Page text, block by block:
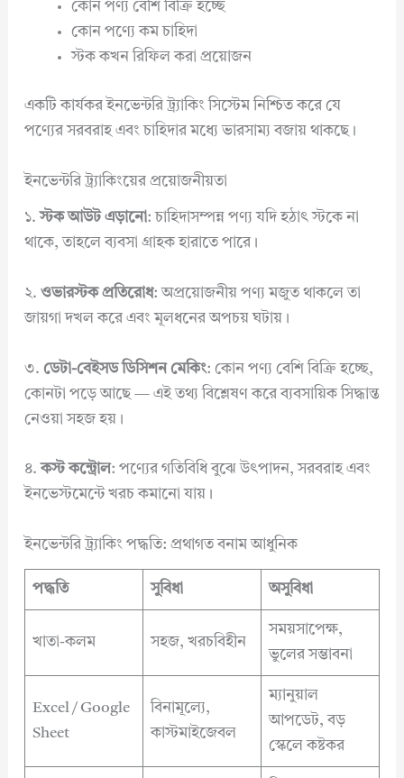
কোন পণ্য বেশি বিক্রি হচ্ছে
কোন পণ্যে কম চাহিদা
স্টক কখন রিফিল করা প্রয়োজন
একটি কার্যকর ইনভেন্টরি ট্র্যাকিং সিস্টেম নিশ্চিত করে যে
পণ্যের সরবরাহ এবং চাহিদার মধ্যে ভারসাম্য বজায় থাকছে।
ইনভেন্টরি ট্র্যাকিংয়ের প্রয়োজনীয়তা
১.স্টক আউট এড়ানো: চাহিদাসম্পন্ন পণ্য যদি হঠাৎ স্টকে না
থাকে, তাহলে ব্যবসা গ্রাহক হারাতে পারে।
২. ওভারস্টক প্রতিরোধ: অপ্রয়োজনীয় পণ্য মজুত থাকলে তা
জায়গা দখল করে এবং মূলধনের অপচয় ঘটায়।
৩. ডেটা-বেইসড ডিসিশন মেকিং: কোন পণ্য বেশি বিক্রি হচ্ছে,
কোনটা পড়ে আছে — এই তথ্য বিশ্লেষণ করে ব্যবসায়িক সিদ্ধান্ত
নেওয়া সহজ হয়।
৪.কস্ট কন্ট্রোল: পণ্যের গতিবিধি বুঝে উৎপাদন, সরবরাহ এবং
ইনভেস্টমেন্টে খরচ কমানো যায়।
ইনভেন্টরি ট্র্যাকিং পদ্ধতি: প্রথাগত বনাম আধুনিক
পদ্ধতি সুবিধা অসুবিধা
খাতা-কলম সহজ, খরচবিহীন
সময়সাপেক্ষ,
ভুলের সম্ভাবনা
Excel / Google
Sheet
বিনামূল্যে,
কাস্টমাইজেবল
ম্যানুয়াল
আপডেট, বড়
স্কেলে কষ্টকর